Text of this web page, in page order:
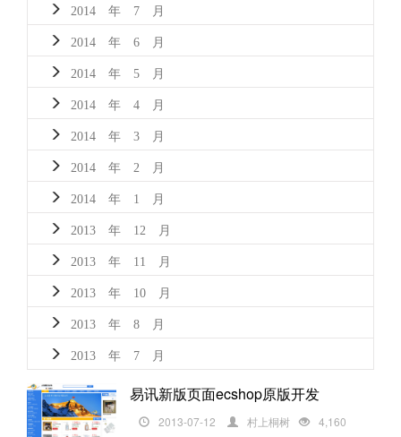
2014 年 7 月
2014 年 6 月
2014 年 5 月
2014 年 4 月
2014 年 3 月
2014 年 2 月
2014 年 1 月
2013 年 12 月
2013 年 11 月
2013 年 10 月
2013 年 8 月
2013 年 7 月
易讯新版页面ecshop原版开发
2013-07-12 村上桐树 4,160